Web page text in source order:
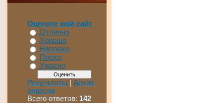
Оцените мой сайт
Отлично
Хорошо
Неплохо
Плохо
Ужасно
Результаты | Архив
опросов
Всего ответов: 142